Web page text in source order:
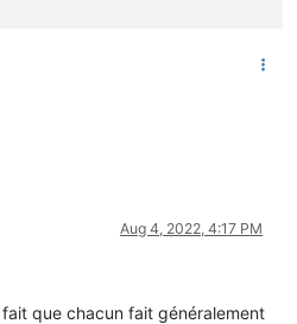
8
6
:
/
05096   \
Aug 4, 2022, 4:17 PM
que chacun fait généralement